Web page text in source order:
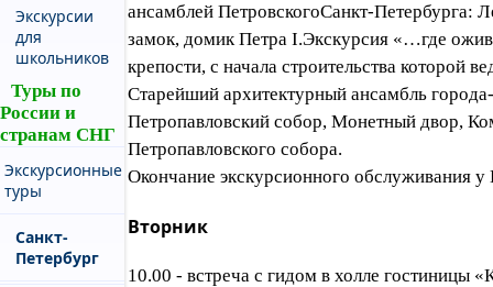
Экскурсии
для
школьников
Туры по
России и
странам СНГ
Экскурсионные
туры
Санкт-
Петербург
ансамблей ПетровскогоСанкт-Петербурга:
замок, домик Петра I.Экскурсия «…где
крепости, с начала строительства которой
Старейший архитектурный ансамбль
Петропавловский собор, Монетный двор,
Петропавловского собора.
Окончание экскурсионного обслуживания
Вторник
10.00 - встреча с гидом в холле гостиницы